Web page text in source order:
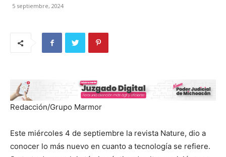
5 septiembre, 2024
Redacción/Grupo Marmor
Este miércoles 4 de septiembre la revista Nature, dio a
conocer lo más nuevo en cuanto a tecnología se refiere.